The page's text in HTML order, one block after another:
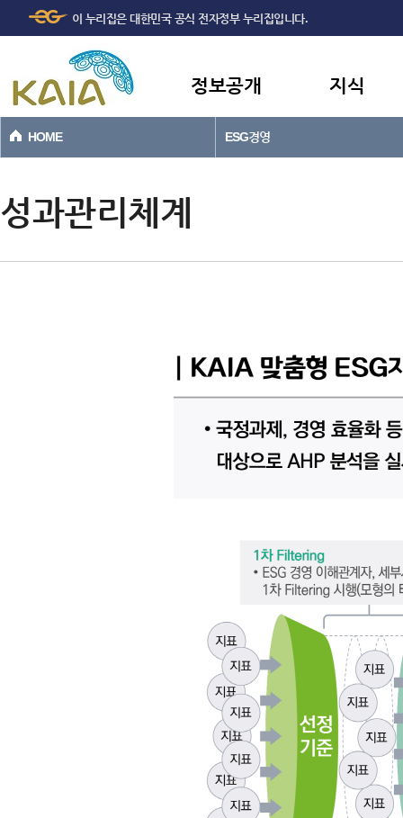
본문바로가기
이 누리집은 대한민국 공식 전자정부 누리집입니다.
정보공개 지식
HOME ESG경영
성과관리체계